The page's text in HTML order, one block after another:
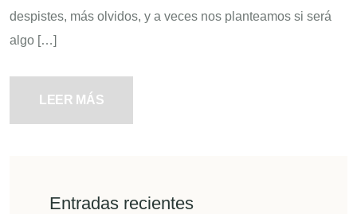
despistes, más olvidos, y a veces nos planteamos si será
algo […]
LEER MÁS
Entradas recientes